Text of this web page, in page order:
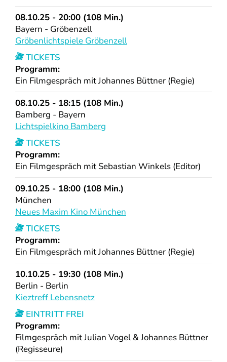
08.10.25 - 20:00 (108 Min.)
Bayern - Gröbenzell
Gröbenlichtspiele Gröbenzell
TICKETS
Programm:
Ein Filmgespräch mit Johannes Büttner (Regie)
08.10.25 - 18:15 (108 Min.)
Bamberg - Bayern
Lichtspielkino Bamberg
TICKETS
Programm:
Ein Filmgespräch mit Sebastian Winkels (Editor)
09.10.25 - 18:00 (108 Min.)
München
Neues Maxim Kino München
TICKETS
Programm:
Ein Filmgespräch mit Johannes Büttner (Regie)
10.10.25 - 19:30 (108 Min.)
Berlin - Berlin
Kieztreff Lebensnetz
EINTRITT FREI
Programm:
Filmgespräch mit Julian Vogel & Johannes Büttner
(Regisseure)